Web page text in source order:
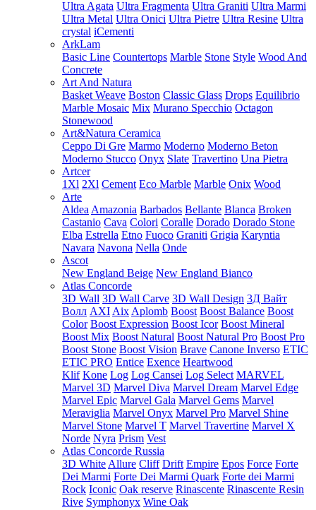
Ultra Agata Ultra Fragmenta Ultra Graniti Ultra Marmi
Ultra Metal Ultra Onici Ultra Pietre Ultra Resine Ultra
crystal iCementi
ArkLam
Basic Line Countertops Marble Stone Style Wood And
Concrete
Art And Natura
Basket Weave Boston Classic Glass Drops Equilibrio
Marble Mosaic Mix Murano Specchio Octagon
Stonewood
Art&Natura Ceramica
Ceppo Di Gre Marmo Moderno Moderno Beton
Moderno Stucco Onyx Slate Travertino Una Pietra
Artcer
1Xl 2Xl Cement Eco Marble Marble Onix Wood
Arte
Aldea Amazonia Barbados Bellante Blanca Broken
Castanio Cava Colori Coralle Dorado Dorado Stone
Elba Estrella Etno Fuoco Graniti Grigia Karyntia
Navara Navona Nella Onde
Ascot
New England Beige New England Bianco
Atlas Concorde
3D Wall 3D Wall Carve 3D Wall Design 3Д Вайт
Волл AXI Aix Aplomb Boost Boost Balance Boost
Color Boost Expression Boost Icor Boost Mineral
Boost Mix Boost Natural Boost Natural Pro Boost Pro
Boost Stone Boost Vision Brave Canone Inverso ETIC
ETIC PRO Entice Exence Heartwood
Klif Kone Log Log Cansei Log Select MARVEL
Marvel 3D Marvel Diva Marvel Dream Marvel Edge
Marvel Epic Marvel Gala Marvel Gems Marvel
Meraviglia Marvel Onyx Marvel Pro Marvel Shine
Marvel Stone Marvel T Marvel Travertine Marvel X
Norde Nyra Prism Vest
Atlas Concorde Russia
3D White Allure Cliff Drift Empire Epos Force Forte
Dei Marmi Forte Dei Marmi Quark Forte dei Marmi
Rock Iconic Oak reserve Rinascente Rinascente Resin
Rive Symphonyx Wine Oak